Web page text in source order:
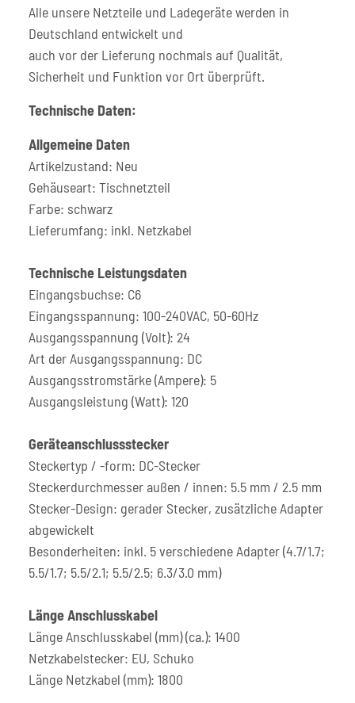
Alle unsere Netzteile und Ladegeräte werden in
Deutschland entwickelt und
auch vor der Lieferung nochmals auf Qualität,
Sicherheit und Funktion vor Ort überprüft.
Technische Daten:
Allgemeine Daten
Artikelzustand: Neu
Gehäuseart: Tischnetzteil
Farbe: schwarz
Lieferumfang: inkl. Netzkabel
Technische Leistungsdaten
Eingangsbuchse: C6
Eingangsspannung: 100-240VAC, 50-60Hz
Ausgangsspannung (Volt): 24
Art der Ausgangsspannung: DC
Ausgangsstromstärke (Ampere): 5
Ausgangsleistung (Watt): 120
Geräteanschlussstecker
Steckertyp / -form: DC-Stecker
Steckerdurchmesser außen / innen: 5.5 mm / 2.5 mm
Stecker-Design: gerader Stecker, zusätzliche Adapter
abgewickelt
Besonderheiten: inkl. 5 verschiedene Adapter (4.7/1.7;
5.5/1.7; 5.5/2.1; 5.5/2.5; 6.3/3.0 mm)
Länge Anschlusskabel
Länge Anschlusskabel (mm) (ca.): 1400
Netzkabelstecker: EU, Schuko
Länge Netzkabel (mm): 1800